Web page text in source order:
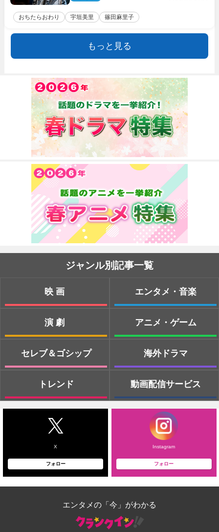
おちたらおわり 宇垣美里 篠田麻里子
もっと見る
ジャンル別記事一覧
映画
演劇
セレブ＆ゴシップ
トレンド
エンタメ・音楽
アニメ・ゲーム
海外ドラマ
動画配信サービス
X
フォロー
Instagram
フォロー
エンタメの「今」がわかる